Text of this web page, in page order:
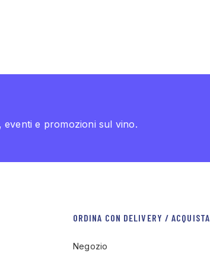
eventi e promozioni sul vino.
ORDINA CON DELIVERY / ACQUISTA
Negozio